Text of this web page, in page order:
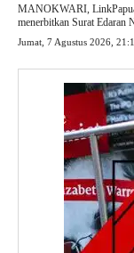
MANOKWARI,
menerbitkan Surat Edaran
Jumat, 7 Agustus 2026,